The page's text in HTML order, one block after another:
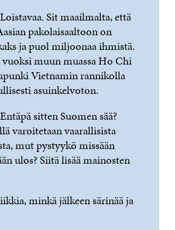
Sit maailmalta, että
pakolaisaaltoon on
ja puol miljoonaa ihmistä.
muun muassa Ho Chi
Vietnamin rannikolla
asuinkelvoton.
sitten Suomen sää?
varoitetaan vaarallisista
mut pystyykö missään
ulos? Siitä lisää mainosten
minkä jälkeen särinää ja